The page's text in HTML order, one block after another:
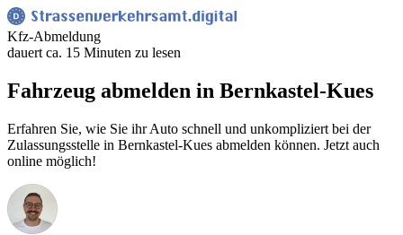
Kfz-Abmeldung
dauert ca. 15 Minuten zu lesen
Fahrzeug abmelden in Bernkastel-Kues
Erfahren Sie, wie Sie ihr Auto schnell und unkompliziert bei der
Zulassungsstelle in Bernkastel-Kues abmelden können. Jetzt auch
online möglich!